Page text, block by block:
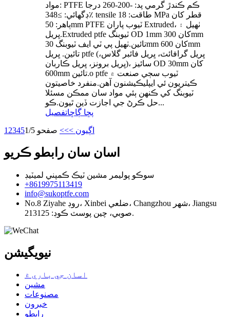
مواد: PTFE ڪم ڪندڙ گرمي پد: -200-260 درجا
ڊگھائي: ≥348٪ tensile طاقت: 18 MPa قطر کان
ٻاهر: 50mm PTFE ٽيوب پاران Extruded، ٺهيل ۽
ڀريل.Extruded ptfe ٽيوبنگ OD 1mm کان 300mm
تائين.ٺهيل پي ٽي ايف ٽيوبنگ 30mm کان 600mm
تائين. ڀريل ptfe (ڀريل گرافائٽ، ڀريل فائبر گلاس،
ڀريل برونز، ڀريل ڪاربان)، سائيز OD 30mm کان
600mm تائين.o ptfe ٽيوب سڄي صنعت ۾
ڪيتريون ئي ايپليڪيشنون آهن.منفرد خاصيتون
ٽيوبنگ کي ڪنهن ٻئي مواد سان ممڪن مسئلا
حل ڪرڻ جي اجازت ڏين ٿيون.ڪو...
پڇا ڳاڇاتفصيل
12345 اڳيون >>> صفحو 1/5
اسان سان رابطو ڪريو
سوڪو پوليمر مشين ٽيڪ ڪمپني لميٽيڊ
+8619975113419
info@sukoptfe.com
No.8 Ziyahe روڊ، Xinbei ضلعي، Changzhou شهر، Jiangsu
صوبي، چين پوسٽ ڪوڊ: 213125.
نيويگيشن
اسان جي باري ۾
مشين
مصنوعات
خبرون
رابطو